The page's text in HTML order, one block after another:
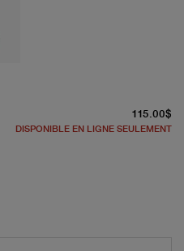
115.00$
DISPONIBLE EN LIGNE SEULEMENT